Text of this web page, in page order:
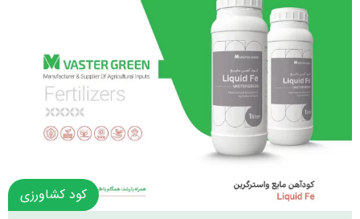
کود کشاورزی